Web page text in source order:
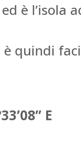
è l’isola
è quindi
E